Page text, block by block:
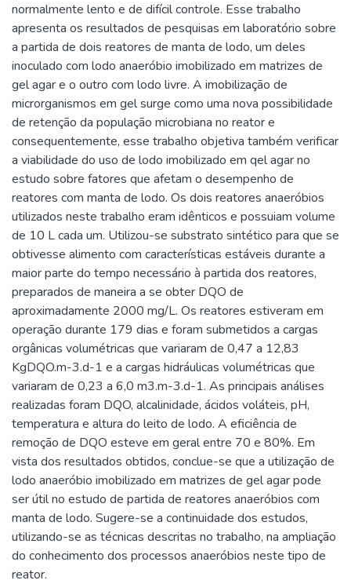
normalmente lento e de difícil controle. Esse trabalho
apresenta os resultados de pesquisas em laboratório sobre
a partida de dois reatores de manta de lodo, um deles
inoculado com lodo anaeróbio imobilizado em matrizes de
gel agar e o outro com lodo livre. A imobilização de
microrganismos em gel surge como uma nova possibilidade
de retenção da população microbiana no reator e
consequentemente, esse trabalho objetiva também verificar
a viabilidade do uso de lodo imobilizado em qel agar no
estudo sobre fatores que afetam o desempenho de
reatores com manta de lodo. Os dois reatores anaeróbios
utilizados neste trabalho eram idênticos e possuiam volume
de 10 L cada um. Utilizou-se substrato sintético para que se
obtivesse alimento com características estáveis durante a
maior parte do tempo necessário à partida dos reatores,
preparados de maneira a se obter DQO de
aproximadamente 2000 mg/L. Os reatores estiveram em
operação durante 179 dias e foram submetidos a cargas
orgânicas volumétricas que variaram de 0,47 a 12,83
KgDQO.m-3.d-1 e a cargas hidráulicas volumétricas que
variaram de 0,23 a 6,0 m3.m-3.d-1. As principais análises
realizadas foram DQO, alcalinidade, ácidos voláteis, pH,
temperatura e altura do leito de lodo. A eficiência de
remoção de DQO esteve em geral entre 70 e 80%. Em
vista dos resultados obtidos, conclue-se que a utilização de
lodo anaeróbio imobilizado em matrizes de gel agar pode
ser útil no estudo de partida de reatores anaeróbios com
manta de lodo. Sugere-se a continuidade dos estudos,
utilizando-se as técnicas descritas no trabalho, na ampliação
do conhecimento dos processos anaeróbios neste tipo de
reator.